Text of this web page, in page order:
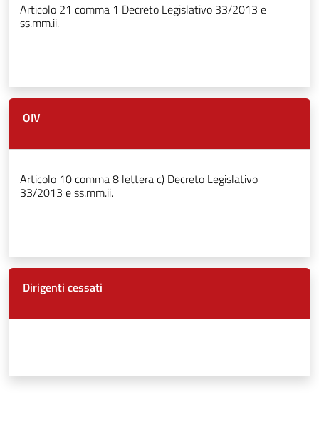
Articolo 21 comma 1 Decreto Legislativo 33/2013 e
ss.mm.ii.
OIV
Articolo 10 comma 8 lettera c) Decreto Legislativo
33/2013 e ss.mm.ii.
Dirigenti cessati